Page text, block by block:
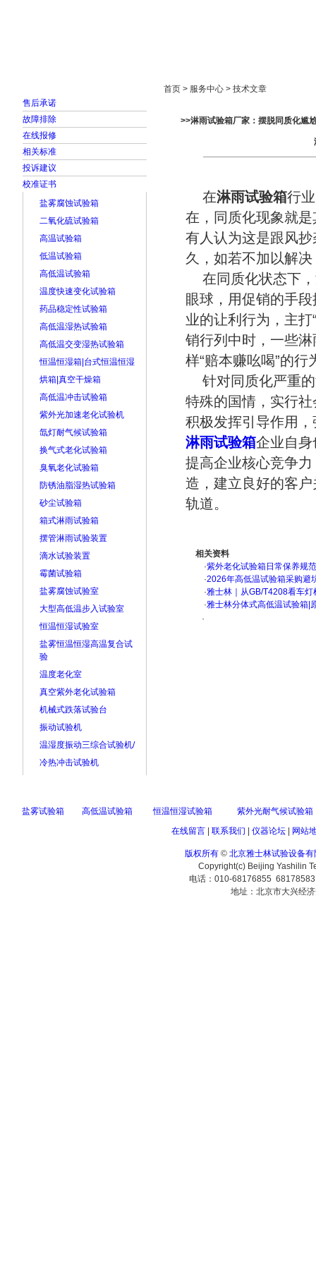
售后承诺
故障排除
在线报修
相关标准
投诉建议
校准证书
盐雾腐蚀试验箱
二氧化硫试验箱
高温试验箱
低温试验箱
高低温试验箱
温度快速变化试验箱
药品稳定性试验箱
高低温湿热试验箱
高低温交变湿热试验箱
恒温恒湿箱|台式恒温恒湿
烘箱|真空干燥箱
高低温冲击试验箱
紫外光加速老化试验机
氙灯耐气候试验箱
换气式老化试验箱
臭氧老化试验箱
防锈油脂湿热试验箱
砂尘试验箱
箱式淋雨试验箱
摆管淋雨试验装置
滴水试验装置
霉菌试验箱
盐雾腐蚀试验室
大型高低温步入试验室
恒温恒湿试验室
盐雾恒温恒湿高温复合试
验
温度老化室
真空紫外老化试验箱
机械式跌落试验台
振动试验机
温湿度振动三综合试验机/
冷热冲击试验机
首页 > 服务中心 > 技术文章
>>淋雨试验箱厂家：摆脱同质化尴
在淋雨试验箱行
在，同质化现象就
有人认为这是跟风
久，如若不加以解
在同质化状态下，
眼球，用促销的手
业的让利行为，主
销行列中时，一些
样“赔本赚吆喝”的行
针对同质化严重的
特殊的国情，实行
积极发挥引导作用
淋雨试验箱企业自身
提高企业核心竞争
造，建立良好的客
轨道。
相关资料
·紫外老化试验箱日常保养规范
·2026年高低温试验箱采购
·雅士林｜从GB/T4208看车
·雅士林分体式高低温试验箱|
·
盐雾试验箱 高低温试验箱 恒温恒湿试验箱
紫外光耐气候试验箱
在线留言| 联系我们 仪器论坛| 网站
版权所有 © 北京雅士林试验设备有
Copyright(c) Beijing Yashilin
电话：010-68176855
地址：北京市大兴经